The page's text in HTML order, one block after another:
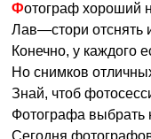
Фотограф хороший
Лав—стори отснять
Конечно, у каждого
Но снимков
Знай, чтоб
Фотографа выбрать
Сегодня